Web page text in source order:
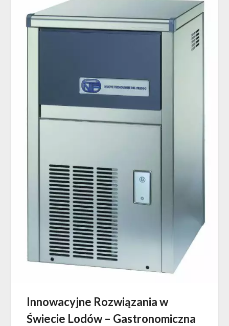
Innowacyjne Rozwiązania w
Świecie Lodów – Gastronomiczna